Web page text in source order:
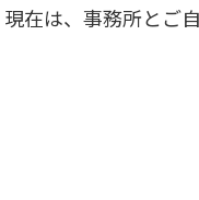
現在は、事務所とご